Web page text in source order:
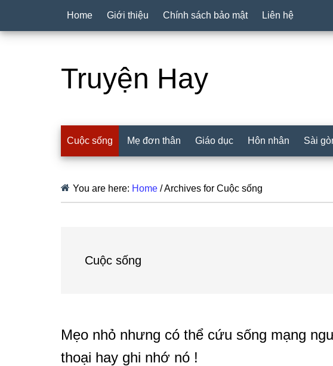
Home Giới thiệu Chính sách bảo mật Liên hệ
Truyện Hay
Cuộc sống Mẹ đơn thân Giáo dục Hôn nhân Sài
You are here: Home /Archives for Cuộc sống
Cuộc sống
Mẹo nhỏ nhưng có thể cứu sống mạng
thoại hay ghi nhớ nó !